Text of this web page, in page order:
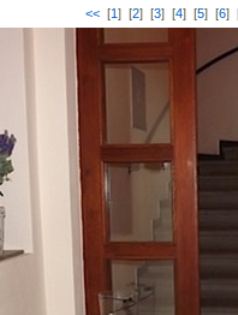
<< [1] [2] [3] [4] [5] [6]